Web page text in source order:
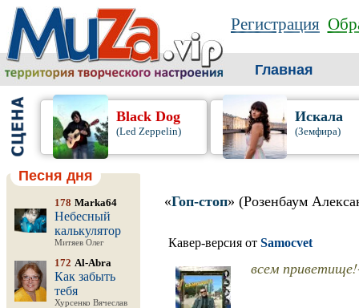
Регистрация
Главная
Black Dog
(Led Zeppelin)
Искала
(Земфира)
Песня дня
178 Marka64
Небесный
калькулятор
Митяев Олег
172 Al-Abra
Как забыть
тебя
Хурсенко Вячеслав
«Гоп-стоп» (Розенбаум
Кавер-версия от Samocvet
всем